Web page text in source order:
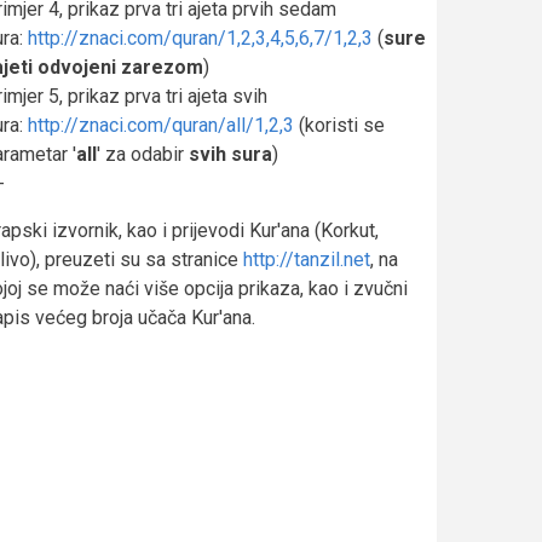
4, prikaz prva tri ajeta prvih sedam
http://znaci.com/quran/1,2,3,4,5,6,7/1,2,3 (sure
odvojeni zarezom)
5, prikaz prva tri ajeta svih
http://znaci.com/quran/all/1,2,3 (koristi se
'all' za odabir svih sura)
izvornik, kao i prijevodi Kur'ana (Korkut,
preuzeti su sa stranice http://tanzil.net, na
se može naći više opcija prikaza, kao i zvučni
većeg broja učača Kur'ana.